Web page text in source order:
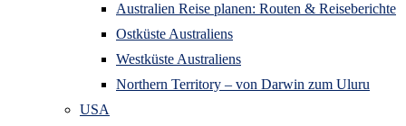
Australien Reise planen: Routen & Reiseberichte
Ostküste Australiens
Westküste Australiens
Northern Territory – von Darwin zum Uluru
USA